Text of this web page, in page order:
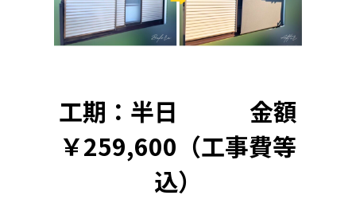
工期：半日 金額
￥259,600（工事費等
込）